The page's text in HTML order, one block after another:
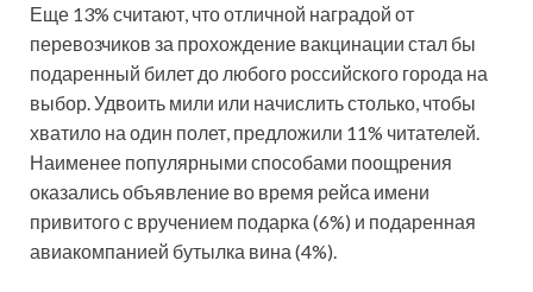
Еще 13% считают, что отличной наградой от
перевозчиков за прохождение вакцинации стал бы
подаренный билет до любого российского города на
выбор. Удвоить мили или начислить столько, чтобы
хватило на один полет, предложили 11% читателей.
Наименее популярными способами поощрения
оказались объявление во время рейса имени
привитого с вручением подарка (6%) и подаренная
авиакомпанией бутылка вина (4%).